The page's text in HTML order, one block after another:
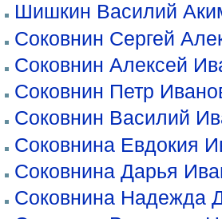
Шишкин Василий
Соковнин Сергей
Соковнин Алексей
Соковнин Петр
Соковнин Василий
Соковнина Евдокия
Соковнина Дарья
Соковнина Надежда